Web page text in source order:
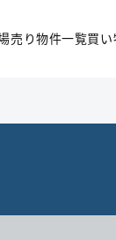
売り物件一覧買